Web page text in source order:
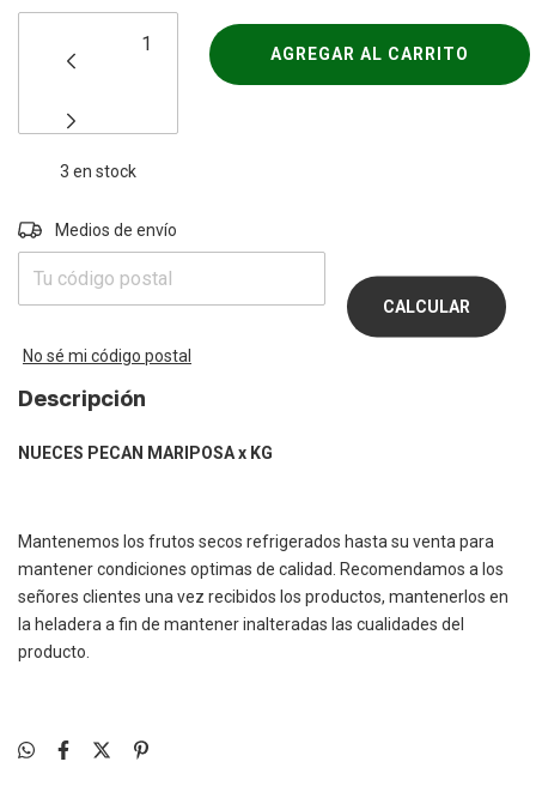
3 en stock
Entregas para el CP:
Medios de envío
CALCULAR
No sé mi código postal
Descripción
NUECES PECAN MARIPOSA x KG
Mantenemos los frutos secos refrigerados hasta su venta para
mantener condiciones optimas de calidad. Recomendamos a los
señores clientes una vez recibidos los productos, mantenerlos en
la heladera a fin de mantener inalteradas las cualidades del
producto.